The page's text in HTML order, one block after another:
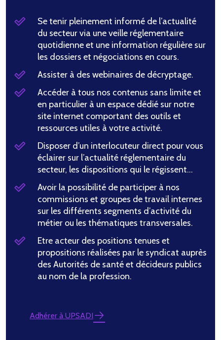
Se tenir pleinement informé de l’actualité
du secteur via une veille réglementaire
quotidienne et une information régulière sur
les dossiers et négociations en cours.
Assister à des webinaires de décryptage.
Accéder à tous nos contenus sans limite et
en particulier à un espace dédié sur notre
site internet comportant des outils et
ressources utiles à votre activité.
Disposer d’un interlocuteur direct pour vous
éclairer sur l’actualité réglementaire du
secteur, les dispositions qui le régissent…
Avoir la possibilité de participer à nos
commissions et groupes de travail internes
sur les différents segments d’activité du
métier ou les thématiques transversales.
Etre acteur des positions tenues et
propositions réalisées par le syndicat auprès
des Autorités de santé et décideurs publics
au nom de la profession.
Adhérer à UPSADI